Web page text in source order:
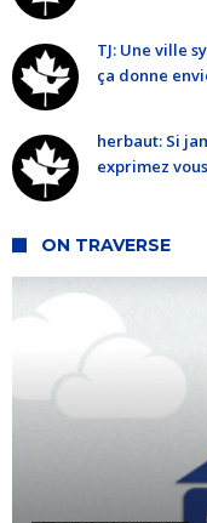
TJ: Une ville
ça donne
herbaut: Si
exprimez
ON TRAVERSE